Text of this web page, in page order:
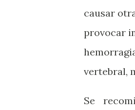
causar
provocar
vertebral,
Se